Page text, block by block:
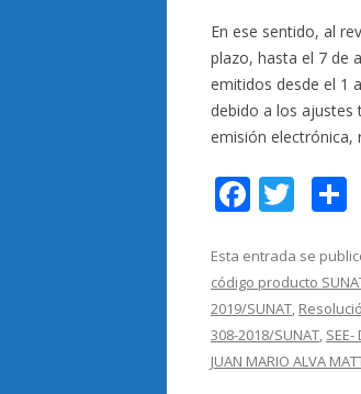
En ese sentido, al
plazo, hasta el 7 de
emitidos desde el 1
debido a los ajustes
emisión electrónica,
F
e
b
o
o
T
itt
er
Esta entrada se
código producto
2019/SUNAT,
308-2018/SUNAT,
JUAN MARIO ALVA